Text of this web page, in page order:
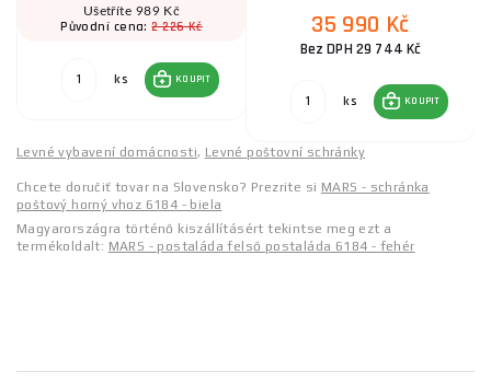
Ušetříte 989 Kč
Původní cena:2 226 Kč
ks KOUPIT
35 990 Kč
Bez DPH 29 744 Kč
ks KOUPIT
Levné vybavení domácnosti, Levné poštovní schránky
Chcete doručiť tovar na Slovensko? Prezrite si MARS - schránka
poštový horný vhoz 6184 - biela
Magyarországra történő kiszállításért tekintse meg ezt a
termékoldalt: MARS - postaláda felső postaláda 6184 - fehér